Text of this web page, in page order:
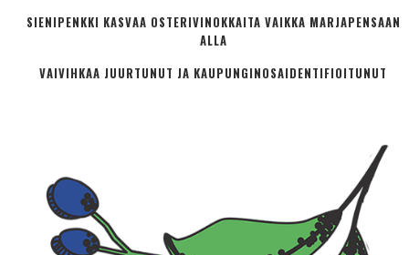
SIENIPENKKI KASVAA OSTERIVINOKKAITA VAIKKA MARJAPENSAAN
ALLA
VAIVIHKAA JUURTUNUT JA KAUPUNGINOSA­IDENTIFIOITUNUT